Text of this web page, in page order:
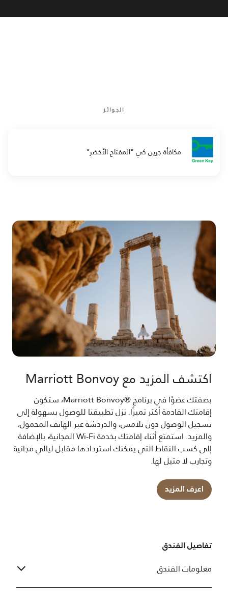
الجوائز
مكافأة جرين كي "المفتاح الأخضر"
اكتشف المزيد مع Marriott Bonvoy
بصفتك عضوًا في برنامج ®Marriott Bonvoy، ستكون
إقامتك القادمة أكثر تميزًا. نزل تطبيقنا للوصول بسهولة إلى
تسجيل الوصول دون تلامس، والدردشة عبر الهاتف المحمول،
والمزيد. استمتع أثناء إقامتك بخدمة Wi-Fi المجانية، بالإضافة
إلى كسب النقاط التي يمكنك استردادها مقابل ليالي مجانية
وتجارب لا مثيل لها.
اعرف المزيد
تفاصيل الفندق
معلومات الفندق